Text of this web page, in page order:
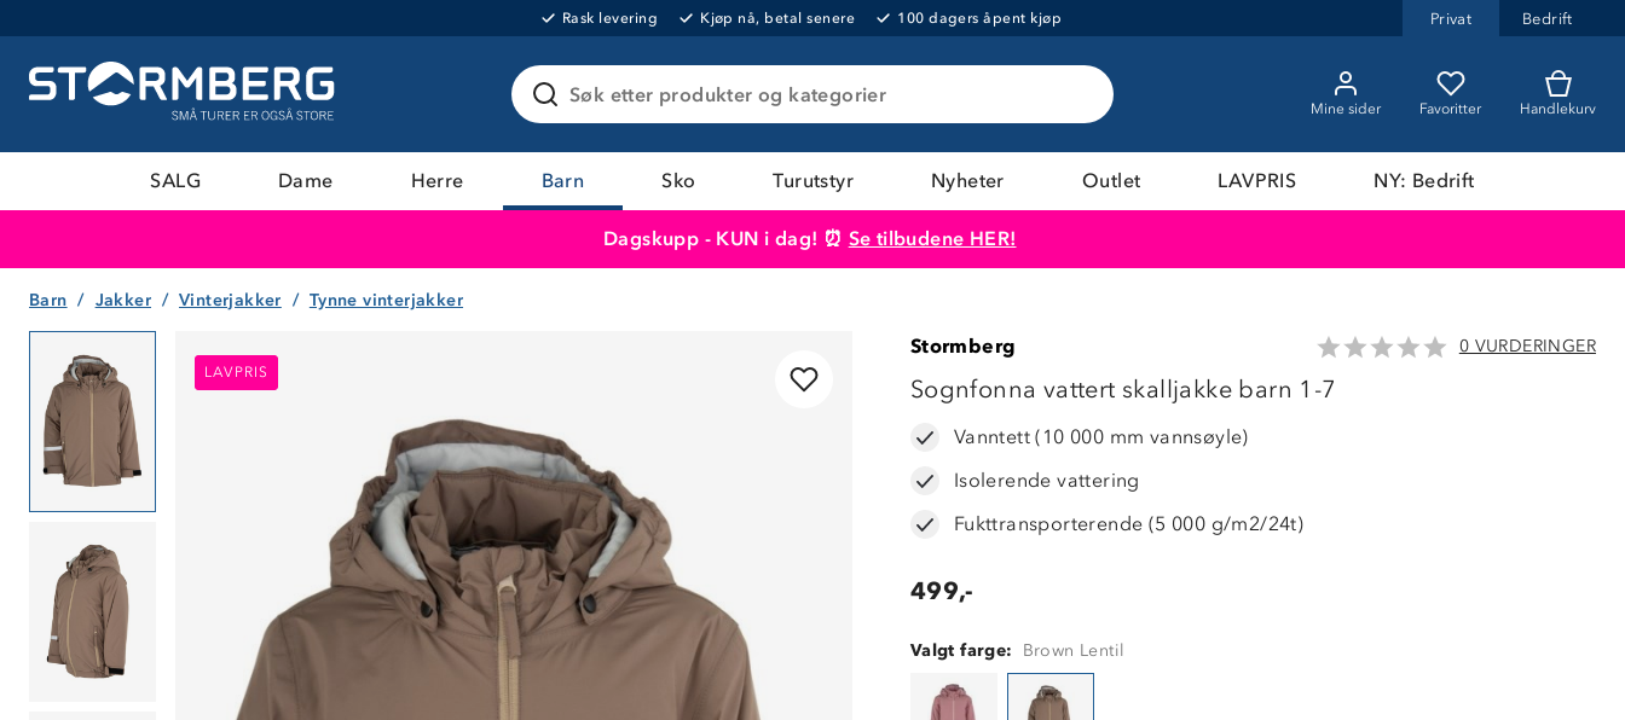
Rask levering Kjøp nå, betal senere 100 dagers åpent kjøp Privat Bedrift
Søk etter produkter og kategorier
Mine sider Favoritter Handlekurv
SALG Dame Herre Barn Sko Turutstyr Nyheter Outlet LAVPRIS NY: Bedrift
Dagskupp - KUN i dag! ⏰ Se tilbudene HER!
Barn Jakker Vinterjakker Tynne vinterjakker
LAVPRIS
LAVPRIS
Stormberg 0 VURDERINGER
Sognfonna vattert skalljakke barn 1-7
Vanntett (10 000 mm vannsøyle)
Isolerende vattering
Fukttransporterende (5 000 g/m2/24t)
499,-
Valgt farge: Brown Lentil